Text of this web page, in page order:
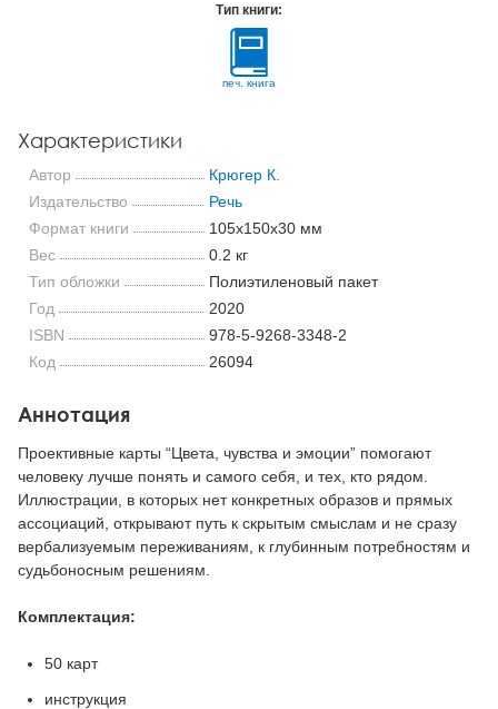
Тип книги:
печ. книга
Характеристики
Автор
Крюгер К.
Издательство
Речь
Формат книги
105x150x30 мм
Вес
0.2 кг
Тип обложки
Полиэтиленовый пакет
Год
2020
ISBN
978-5-9268-3348-2
Код
26094
Аннотация
Проективные карты “Цвета, чувства и эмоции” помогают
человеку лучше понять и самого себя, и тех, кто рядом.
Иллюстрации, в которых нет конкретных образов и прямых
ассоциаций, открывают путь к скрытым смыслам и не сразу
вербализуемым переживаниям, к глубинным потребностям и
судьбоносным решениям.
Комплектация:
50 карт
инструкция